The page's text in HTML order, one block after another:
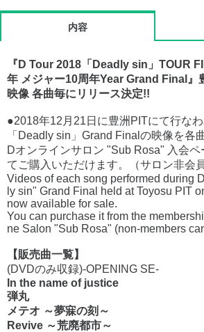
内容
『D Tour 2018「Deadly sin」TOUR
年 メジャー10周年Year Grand Final』
映像 各曲毎にリリース決定!!
●2018年12月21日に豊洲PITにて行な
「Deadly sin」Grand Finalの映像を各
Dオンラインサロン "Sub Rosa" 入会
てご購入いただけます。（サロン非会
Videos of each song performed during
ly sin" Grand Final held at Toyosu PIT
now available for sale.
You can purchase it from the
ne Salon "Sub Rosa" (non-members
【販売曲一覧】
(DVDのみ収録)-OPENING SE-
In the name of justice
弾丸
メテオ ～夢寐の刻～
Revive ～荒廃都市～